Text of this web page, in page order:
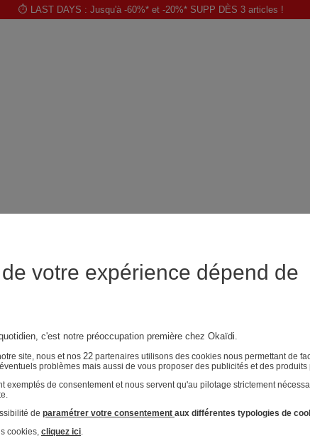
⏱️ LAST DAYS : Jusqu'à -60%* et -20%* SUPP DÈS 3 articles !
votre expérience dépend de
c'est notre préoccupation première chez Okaïdi.
site, nous et nos 22 partenaires utilisons des cookies nous permettant de
problèmes mais aussi de vous proposer des publicités et des
exemptés de consentement et nous servent qu'au pilotage strictement
de paramétrer votre consentement aux différentes typologies de
cookies, cliquez ici.